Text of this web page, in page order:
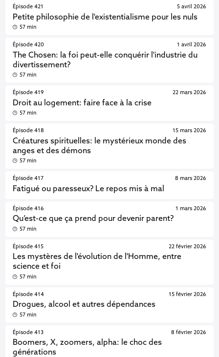
Épisode 421
Petite philosophie de l'existentialisme pour les nuls
5 avril 2026
57 min
Épisode 420
The Chosen: la foi peut-elle conquérir l'industrie du
divertissement?
1 avril 2026
57 min
Épisode 419
Droit au logement: faire face à la crise
22 mars 2026
57 min
Épisode 418
Créatures spirituelles: le mystérieux monde des
anges et des démons
15 mars 2026
57 min
Épisode 417
Fatigué ou paresseux? Le repos mis à mal
8 mars 2026
Épisode 416
Qu’est-ce que ça prend pour devenir parent?
1 mars 2026
57 min
Épisode 415
Les mystères de l'évolution de l'Homme, entre
science et foi
22 février 2026
57 min
Épisode 414
Drogues, alcool et autres dépendances
15 février 2026
57 min
Épisode 413
Boomers, X, zoomers, alpha: le choc des
générations
8 février 2026